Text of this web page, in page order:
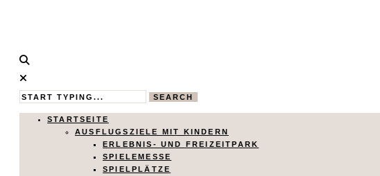
Calistas
Traum
MAMABLOG
SEARCH
STARTSEITE
AUSFLUGSZIELE MIT KINDERN
ERLEBNIS- UND FREIZEITPARK
SPIELEMESSE
SPIELPLÄTZE